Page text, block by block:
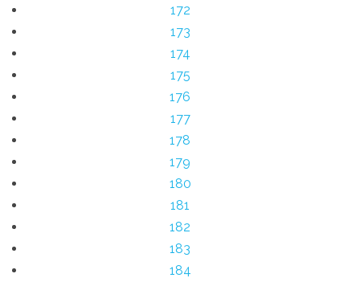
172
173
174
175
176
177
178
179
180
181
182
183
184